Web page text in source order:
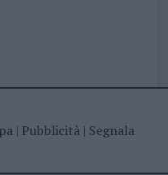
| Pubblicità| Segnala